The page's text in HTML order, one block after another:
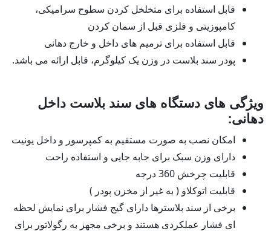
قابل استفاده برای متخلخل کردن سطوح سرامیکی،
کامپوزیتی و فلزی قبل از سمان کردن
قابل استفاده برای ترمیم های داخل و خارج دهانی
پودر سند بلاست در وزن یک کیلوگرم، قابل ارائه می باشد.
ویژگی های دستگاه های سند بلاست داخل
دهانی:
امکان نصب به صورت مستقیم به کمپرسور و داخل یونیت
دارای وزن سبک برای جابه جایی و استفاده راحت
قابلیت چرخش 360 درجه
قابلیت اتوکلاو ( به غیر از مخزن پودر )
برخی از سند بلاسترها دارای گیج فشار برای نمایش لحظه
ای فشار عملکردی هستند و برخی مجهز به رگولاتور برای